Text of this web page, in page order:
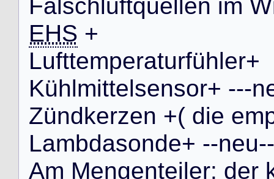
Falschluftquellen im W
EHS +
Lufttemperaturfühler+
Kühlmittelsensor+ ---n
Zündkerzen +( die em
Lambdasonde+ --neu--
Am Mengenteiler: der